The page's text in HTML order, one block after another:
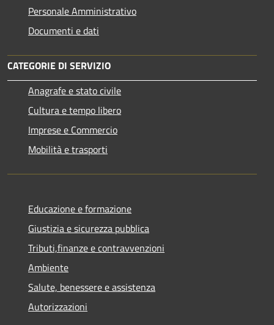
Personale Amministrativo
Documenti e dati
CATEGORIE DI SERVIZIO
Anagrafe e stato civile
Cultura e tempo libero
Imprese e Commercio
Mobilità e trasporti
Educazione e formazione
Giustizia e sicurezza pubblica
Tributi,finanze e contravvenzioni
Ambiente
Salute, benessere e assistenza
Autorizzazioni